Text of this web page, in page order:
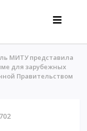
МИТУ представила
для зарубежных
Правительством
702